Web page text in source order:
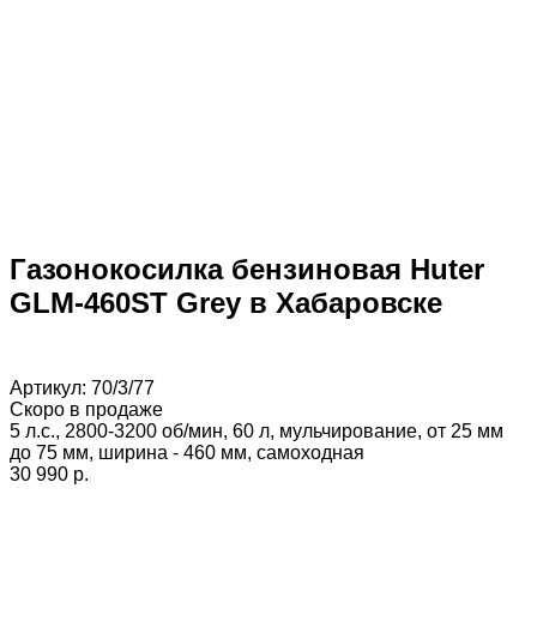
Газонокосилка бензиновая Huter
GLM-460ST Grey в Хабаровске
Артикул: 70/3/77
Скоро в продаже
5 л.с., 2800-3200 об/мин, 60 л, мульчирование, от 25 мм
до 75 мм, ширина - 460 мм, самоходная
30 990 p.